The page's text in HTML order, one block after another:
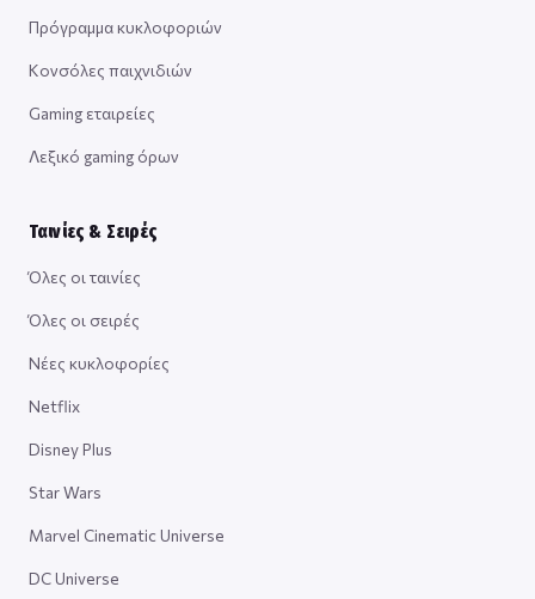
Πρόγραμμα κυκλοφοριών
Κονσόλες παιχνιδιών
Gaming εταιρείες
Λεξικό gaming όρων
Ταινίες & Σειρές
Όλες οι ταινίες
Όλες οι σειρές
Νέες κυκλοφορίες
Netflix
Disney Plus
Star Wars
Marvel Cinematic Universe
DC Universe